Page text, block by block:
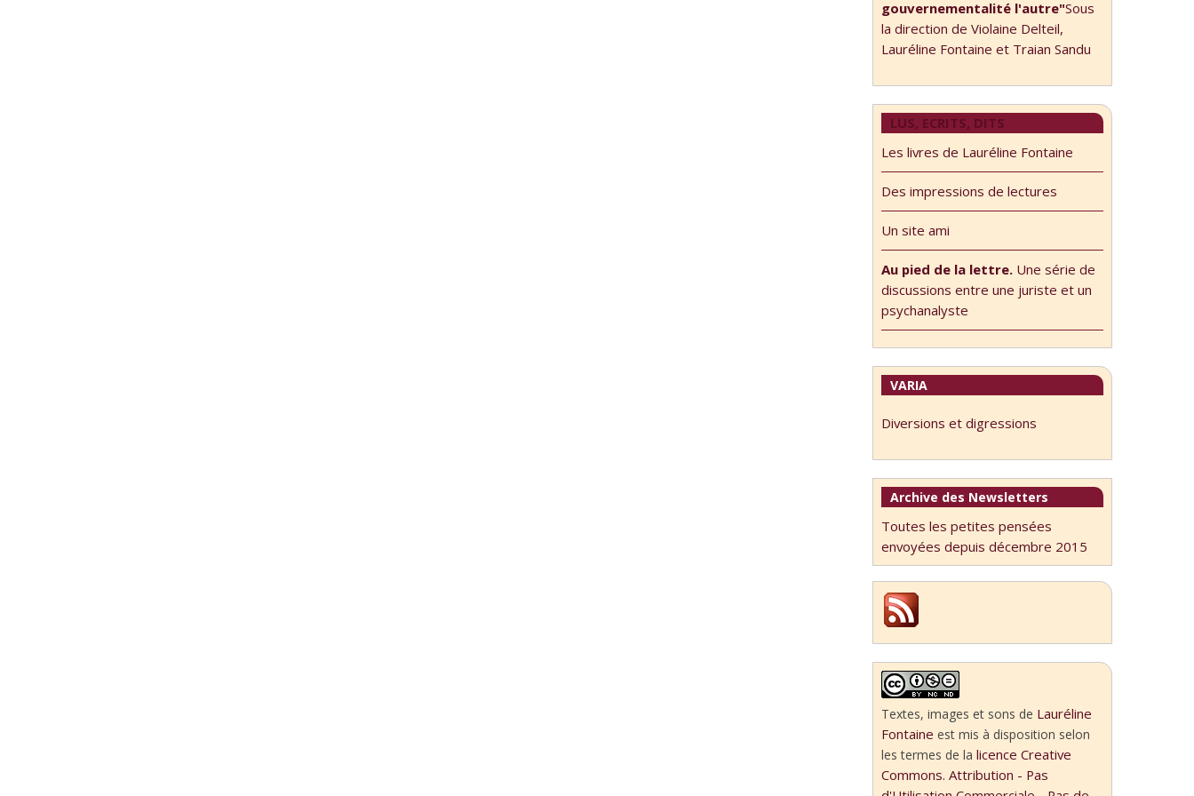
gouvernementalité l'autre"Sous
la direction de Violaine Delteil,
Lauréline Fontaine et Traian Sandu
LUS, ECRITS, DITS
Les livres de Lauréline Fontaine
Des impressions de lectures
Un site ami
Au pied de la lettre. Une série de
discussions entre une juriste et un
psychanalyste
VARIA
Diversions et digressions
Archive des Newsletters
Toutes les petites pensées
envoyées depuis décembre 2015
Textes, images et sons de Lauréline
Fontaine est mis à disposition selon
les termes de la licence Creative
Commons. Attribution - Pas